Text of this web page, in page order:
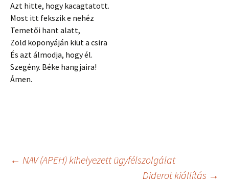
Azt hitte, hogy kacagtatott.
Most itt fekszik e nehéz
Temetői hant alatt,
Zöld koponyáján kiüt a csira
És azt álmodja, hogy él.
Szegény. Béke hangjaira!
Ámen.
Bejegyzés
← NAV (APEH) kihelyezett ügyfélszolgálat
Diderot kiállítás →